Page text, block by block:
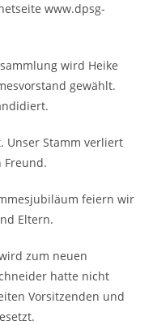
www.dpsg-
wird Heike
gewählt.
Unser Stamm verliert
Freund.
feiern wir
Eltern.
zum neuen
hatte nicht
Vorsitzenden und